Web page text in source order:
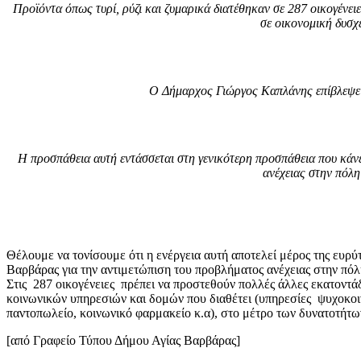
Προϊόντα όπως τυρί, ρύζι και ζυμαρικά διατέθηκαν σε 287
σε οικονομική
Ο Δήμαρχος Γιώργος Καπλάνης
Η προσπάθεια αυτή εντάσσεται στη γενικότερη προσπάθεια που
ανέχειας στην
Θέλουμε να τονίσουμε ότι η ενέργεια αυτή αποτελεί μέρος της
Βαρβάρας για την αντιμετώπιση του προβλήματος ανέχειας στην
Στις 287 οικογένειες πρέπει να προστεθούν πολλές άλλες
κοινωνικών υπηρεσιών και δομών που διαθέτει (υπηρεσίες
παντοπωλείο, κοινωνικό φαρμακείο κ.α), στο μέτρο των
[από Γραφείο Τύπου Δήμου Αγίας Βαρβάρας]